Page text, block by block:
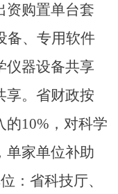
资购置单台套
备、专用软件
仪器设备共享
享。省财政按
的10% ，对科学
单家单位补助
：省科技厅、